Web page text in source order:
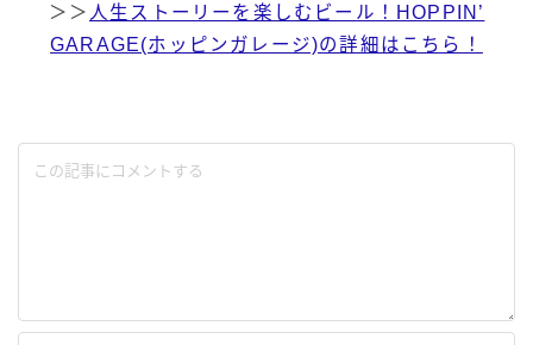
＞＞ 人生ストーリーを楽しむビール！HOPPIN’
GARAGE(ホッピンガレージ)の詳細はこちら！